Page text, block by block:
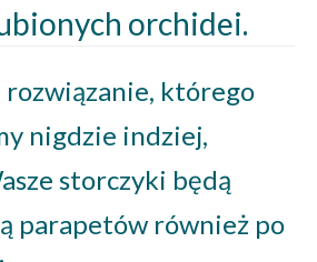
orchidei.
rozwiązanie, którego
nigdzie indziej,
storczyki będą
parapetów również po